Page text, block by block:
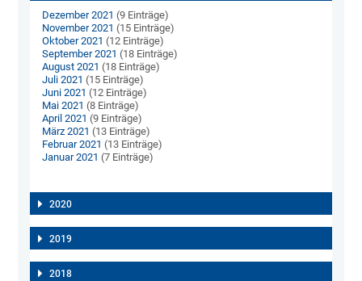
Dezember 2021 (9 Einträge)
November 2021 (15 Einträge)
Oktober 2021 (12 Einträge)
September 2021 (18 Einträge)
August 2021 (18 Einträge)
Juli 2021 (15 Einträge)
Juni 2021 (12 Einträge)
Mai 2021 (8 Einträge)
April 2021 (9 Einträge)
März 2021 (13 Einträge)
Februar 2021 (13 Einträge)
Januar 2021 (7 Einträge)
2020
2019
2018